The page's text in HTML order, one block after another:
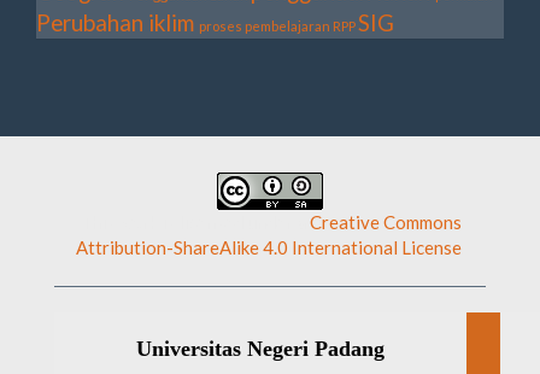
Perubahan iklim proses pembelajaran RPP SIG
Creative Commons
Attribution-ShareAlike 4.0 International License.
Universitas Negeri Padang